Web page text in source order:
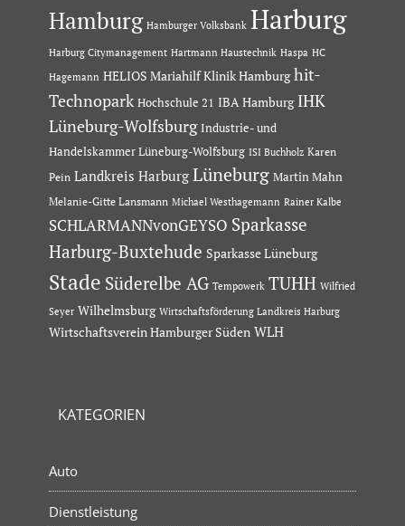
Hamburg Hamburger Volksbank Harburg
Harburg Citymanagement Hartmann Haustechnik Haspa HC
Hagemann HELIOS Mariahilf Klinik Hamburg hit-
Technopark Hochschule 21 IBA Hamburg IHK
Lüneburg-Wolfsburg Industrie- und
Handelskammer Lüneburg-Wolfsburg ISI Buchholz Karen
Pein Landkreis Harburg Lüneburg Martin Mahn
Melanie-Gitte Lansmann Michael Westhagemann Rainer Kalbe
SCHLARMANNvonGEYSO Sparkasse
Harburg-Buxtehude Sparkasse Lüneburg
Stade Süderelbe AG Tempowerk TUHH Wilfried
Seyer Wilhelmsburg Wirtschaftsförderung Landkreis Harburg
Wirtschaftsverein Hamburger Süden WLH
KATEGORIEN
Auto
Dienstleistung